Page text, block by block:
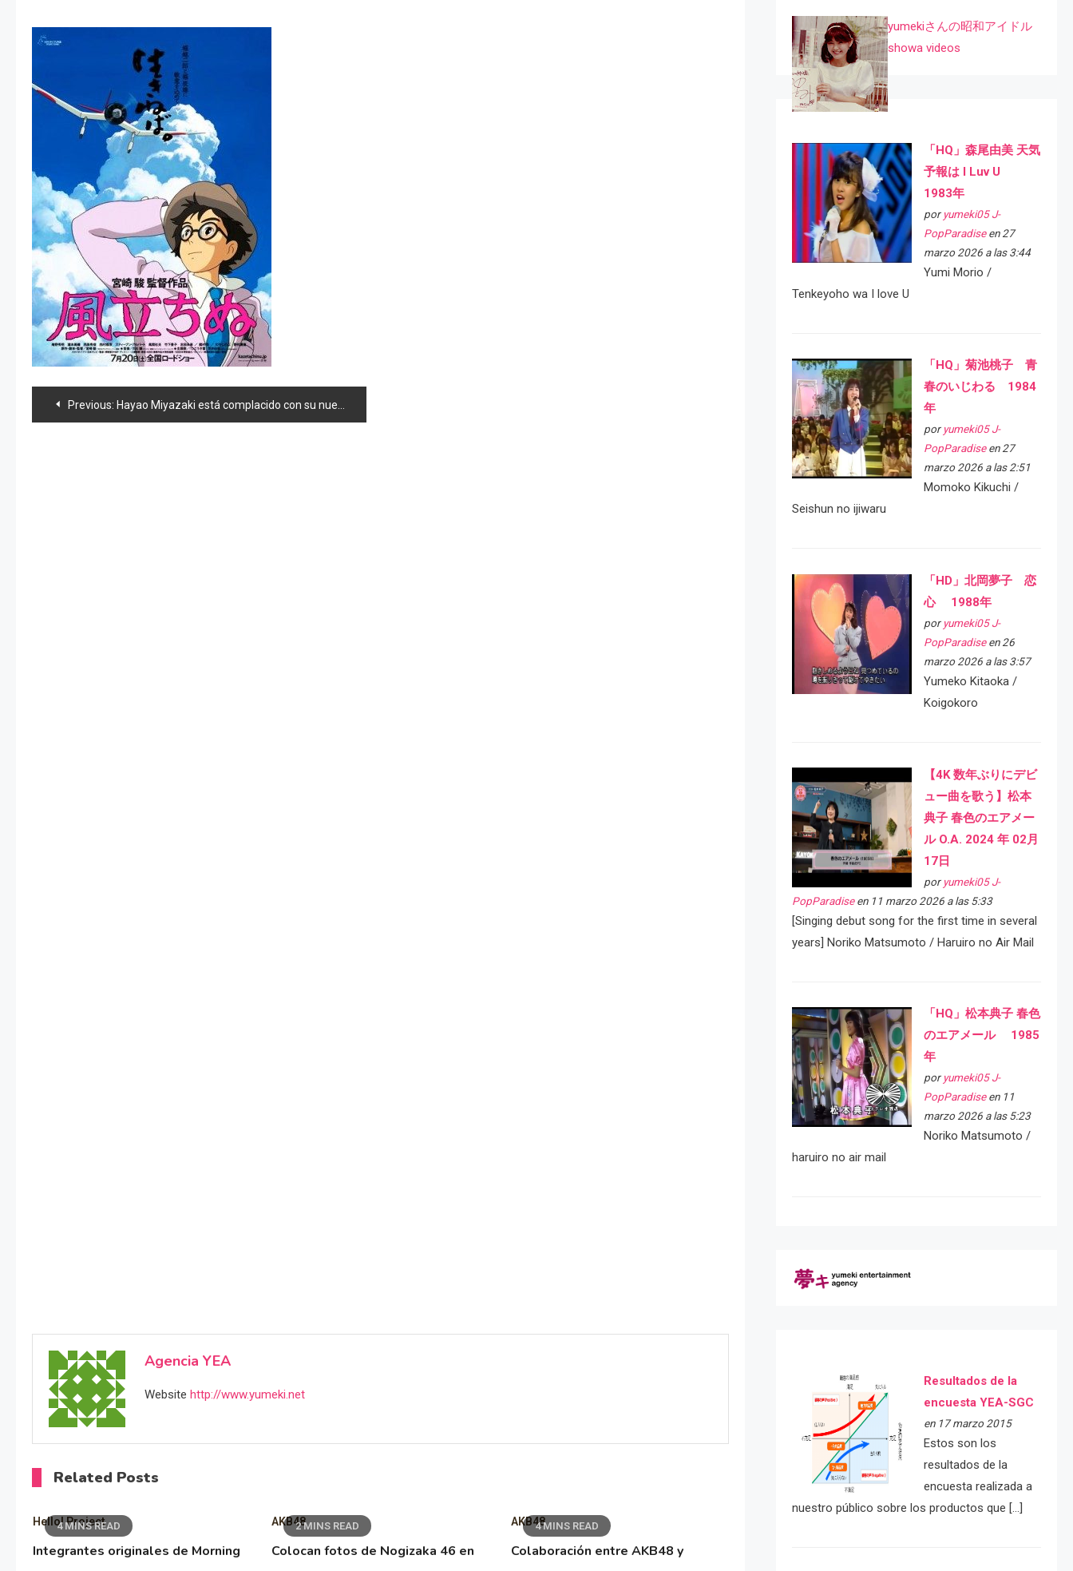
Navegación
Previous: Hayao Miyazaki está complacido con su nueva película «Kaze Tachinu»
Agencia YEA
Website http://www.yumeki.net
Related Posts
4 MINS READ
Hello! Project
Integrantes originales de Morning
2 MINS READ
AKB48
Colocan fotos de Nogizaka 46 en
4 MINS READ
AKB48
Colaboración entre AKB48 y
yumekiさんの昭和アイドル
showa videos
「HQ」森尾由美 天気
予報は I Luv U
1983年
por yumeki05 J-
PopParadiseen 27
marzo 2026 a las 3:44
Yumi Morio /
Tenkeyoho wa I love U
「HQ」菊池桃子 青
春のいじわる 1984
年
por yumeki05 J-
PopParadiseen 27
marzo 2026 a las 2:51
Momoko Kikuchi /
Seishun no ijiwaru
「HD」北岡夢子 恋
心 1988年
por yumeki05 J-
PopParadiseen 26
marzo 2026 a las 3:57
Yumeko Kitaoka /
Koigokoro
【4K 数年ぶりにデビ
ュー曲を歌う】松本
典子 春色のエアメー
ル O.A. 2024 年 02月
17日
por yumeki05 J-
PopParadiseen 11 marzo 2026 a las 5:33
[Singing debut song for the first time in several
years] Noriko Matsumoto / Haruiro no Air Mail
「HQ」松本典子 春色
のエアメール 1985
年
por yumeki05 J-
PopParadiseen 11
marzo 2026 a las 5:23
Noriko Matsumoto /
haruiro no air mail
Resultados de la
encuesta YEA-SGC
en 17 marzo 2015
Estos son los
resultados de la
encuesta realizada a
nuestro público sobre los productos que […]